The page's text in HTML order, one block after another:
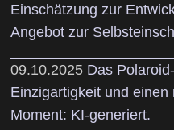
Einschätzung zur
Angebot zur
09.10.2025 Das
Einzigartigkeit und
Moment: KI-generiert.